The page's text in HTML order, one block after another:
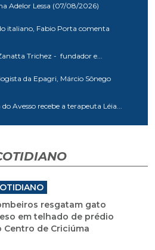
Adelor Lessa (07/08/2026)
italiano, Fabio Porta comenta
Trichez - fundador e...
da Epagri, Márcio Sônego
Avesso recebe a terapeuta Léia...
resgatam gato
em telhado de prédio
Centro de Criciúma